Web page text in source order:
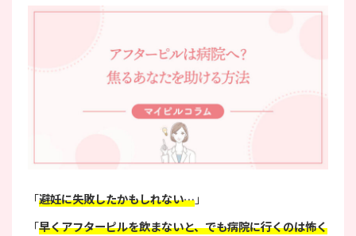
「避妊に失敗したかもしれない…」
「早くアフターピルを飲まないと、でも病院に行くのは怖く